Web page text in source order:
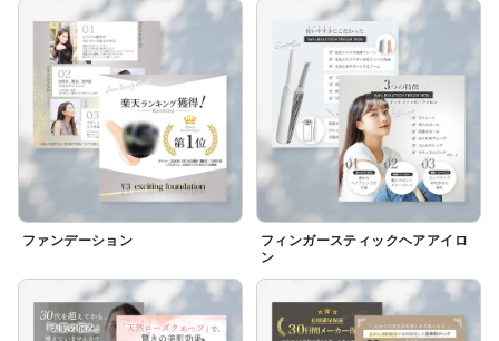
ファンデーション
フィンガースティックヘアアイロ
ン